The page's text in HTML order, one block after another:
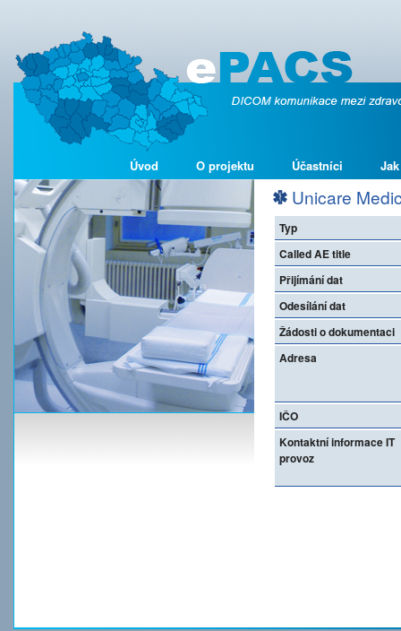
Úvod O projektu Účastníci
Unicare
Typ
Called AE title
Přijímání dat
Odesílání dat
Žádosti o dokumentaci
Adresa
IČO
Kontaktní informace IT
provoz